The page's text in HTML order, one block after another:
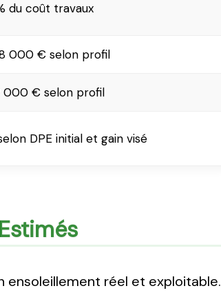
du coût travaux
000 € selon profil
000 € selon profil
DPE initial et gain visé
ensoleillement réel et exploitable.